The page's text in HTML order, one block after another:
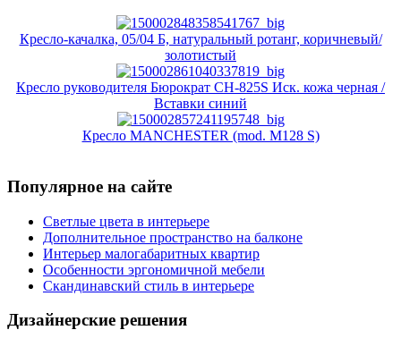
Кресло-качалка, 05/04 Б, натуральный ротанг, коричневый/
золотистый
Кресло руководителя Бюрократ CH-825S Иск. кожа черная /
Вставки синий
Кресло MANCHESTER (mod. M128 S)
Популярное на сайте
Светлые цвета в интерьере
Дополнительное пространство на балконе
Интерьер малогабаритных квартир
Особенности эргономичной мебели
Скандинавский стиль в интерьере
Дизайнерские решения